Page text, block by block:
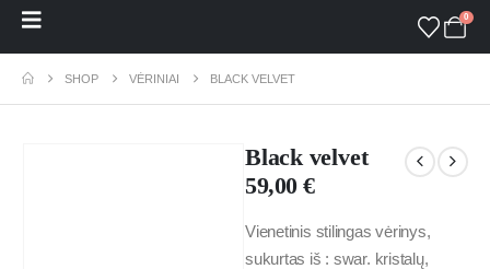
0
SHOP VĖRINIAI BLACK VELVET
Black velvet
59,00€
Vienetinis stilingas vėrinys,
sukurtas iš : swar. kristalų,